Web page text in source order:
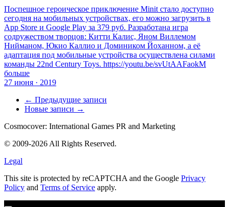
Поспешное героическое приключение Minit стало доступно
сегодня на мобильных устройствах, его можно загрузить в
App Store и Google Play за 379 руб. Разработана игра
содружеством творцов: Китти Калис, Яном Виллемом
Нийманом, Юкио Каллио и Домиником Йоханном, а её
адаптация под мобильные устройства осуществлена силами
команды 22nd Century Toys. https://youtu.be/svUtAAFaokM
больше
27 июня · 2019
← Предыдущие записи
Новые записи →
Cosmocover: International Games PR and Marketing
© 2009-2026 All Rights Reserved.
Legal
This site is protected by reCAPTCHA and the Google Privacy
Policy and Terms of Service apply.